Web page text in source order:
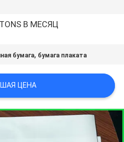
В МЕСЯЦ
бумага, бумага плаката
ЦЕНА